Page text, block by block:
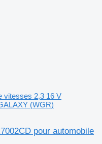
vitesses 2,3 16 V
(WGR)
pour automobile